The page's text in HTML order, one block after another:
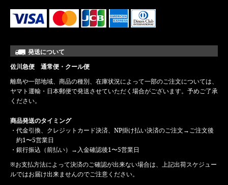
発送について
佐川急便 通常便・クール便
離島や一部地域、商品の種別、在庫状況によって一部のご注文については、
ヤマト運輸・日本郵便で発送させていただく場合がございます。予めご了承
ください。
商品発送のタイミング
・代金引換、クレジットカード決済、NP掛け払い決済のご注文→ご注文後
約1〜5営業日
・銀行振込（前払い）→入金確認後1〜5営業日
※お支払方法によって決済のご確認が出来ない場合は、上記出荷スケジュー
ルではお届け出来ませんのでご注意ください。